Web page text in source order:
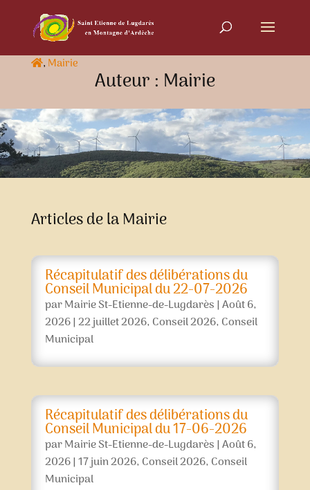
, Mairie
Auteur : Mairie
Articles de la Mairie
Récapitulatif des délibérations du
Conseil Municipal du 22-07-2026
parMairie St-Etienne-de-Lugdarès|Août 6,
2026|22 juillet 2026, Conseil 2026, Conseil
Municipal
Récapitulatif des délibérations du
Conseil Municipal du 17-06-2026
parMairie St-Etienne-de-Lugdarès|Août 6,
2026|17 juin 2026, Conseil 2026, Conseil
Municipal